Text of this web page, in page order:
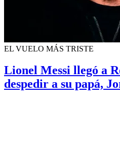
EL VUELO MÁS TRISTE
Lionel Messi llegó a
despedir a su papá,